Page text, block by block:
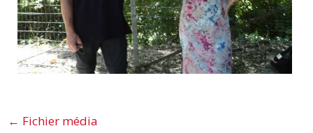
← Fichier média